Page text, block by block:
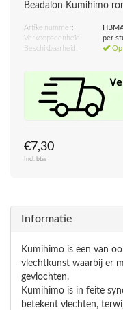
Beadalon Kumihimo
Artikelnummer:
Verkoopseenheid:
per
Beschikbaarheid:
Op
€7,30
Incl. btw
Informatie
Kumihimo is een van
vlechtkunst waarbij er
gevlochten.
Kumihimo is in feite
betekent vlechten,